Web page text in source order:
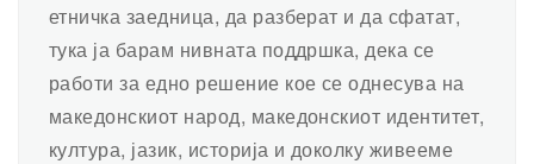
етничка заедница, да разберат и да сфатат,
тука ја барам нивната поддршка, дека се
работи за едно решение кое се однесува на
македонскиот народ, македонскиот идентитет,
култура, јазик, историја и доколку живееме